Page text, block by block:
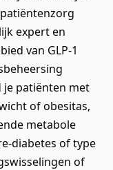
expert en
van GLP-1
je patiënten met
of obesitas,
metabole
diabetes of type
of